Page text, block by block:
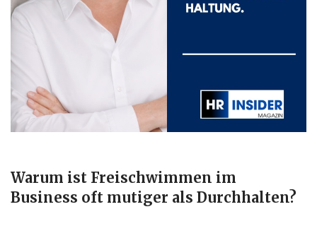
Warum ist Freischwimmen im
Business oft mutiger als Durchhalten?